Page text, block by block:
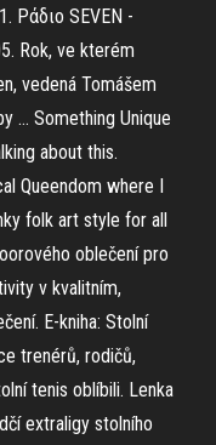
Ράδιο SEVEN -
Rok, ve kterém
vedená Tomášem
… Something Unique
about this.
Queendom where I
folk art style for all
oblečení pro
v kvalitním,
E-kniha: Stolní
trenérů, rodičů,
tenis oblíbili. Lenka
extraligy stolního